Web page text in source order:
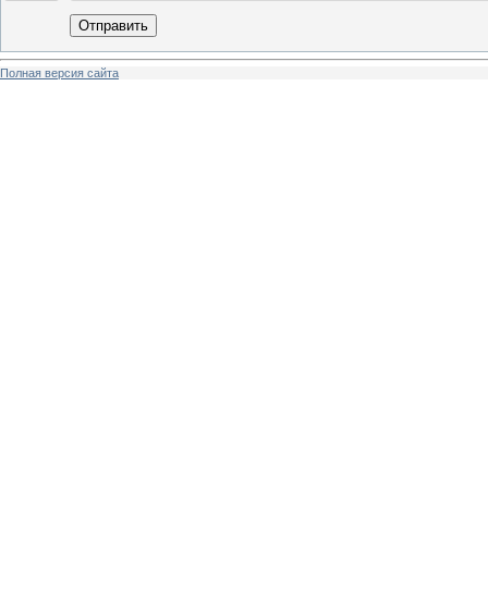
Отправить
Полная версия сайта